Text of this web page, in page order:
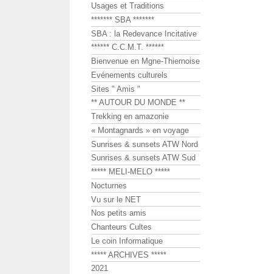
Usages et Traditions
******* SBA *******
SBA : la Redevance Incitative
****** C.C.M.T. ******
Bienvenue en Mgne-Thiernoise
Evénements culturels
Sites " Amis "
** AUTOUR DU MONDE **
Trekking en amazonie
« Montagnards » en voyage
Sunrises & sunsets ATW Nord
Sunrises & sunsets ATW Sud
***** MELI-MELO *****
Nocturnes
Vu sur le NET
Nos petits amis
Chanteurs Cultes
Le coin Informatique
***** ARCHIVES *****
2021